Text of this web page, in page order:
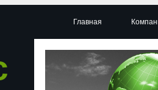
Главная